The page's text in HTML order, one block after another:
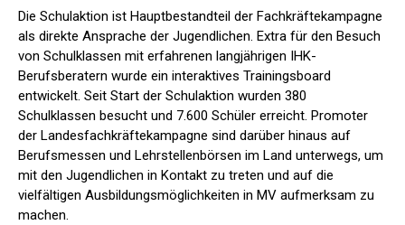
Die Schulaktion ist Hauptbestandteil der Fachkräftekampagne
als direkte Ansprache der Jugendlichen. Extra für den Besuch
von Schulklassen mit erfahrenen langjährigen IHK-
Berufsberatern wurde ein interaktives Trainingsboard
entwickelt. Seit Start der Schulaktion wurden 380
Schulklassen besucht und 7.600 Schüler erreicht. Promoter
der Landesfachkräftekampagne sind darüber hinaus auf
Berufsmessen und Lehrstellenbörsen im Land unterwegs, um
mit den Jugendlichen in Kontakt zu treten und auf die
vielfältigen Ausbildungsmöglichkeiten in MV aufmerksam zu
machen.